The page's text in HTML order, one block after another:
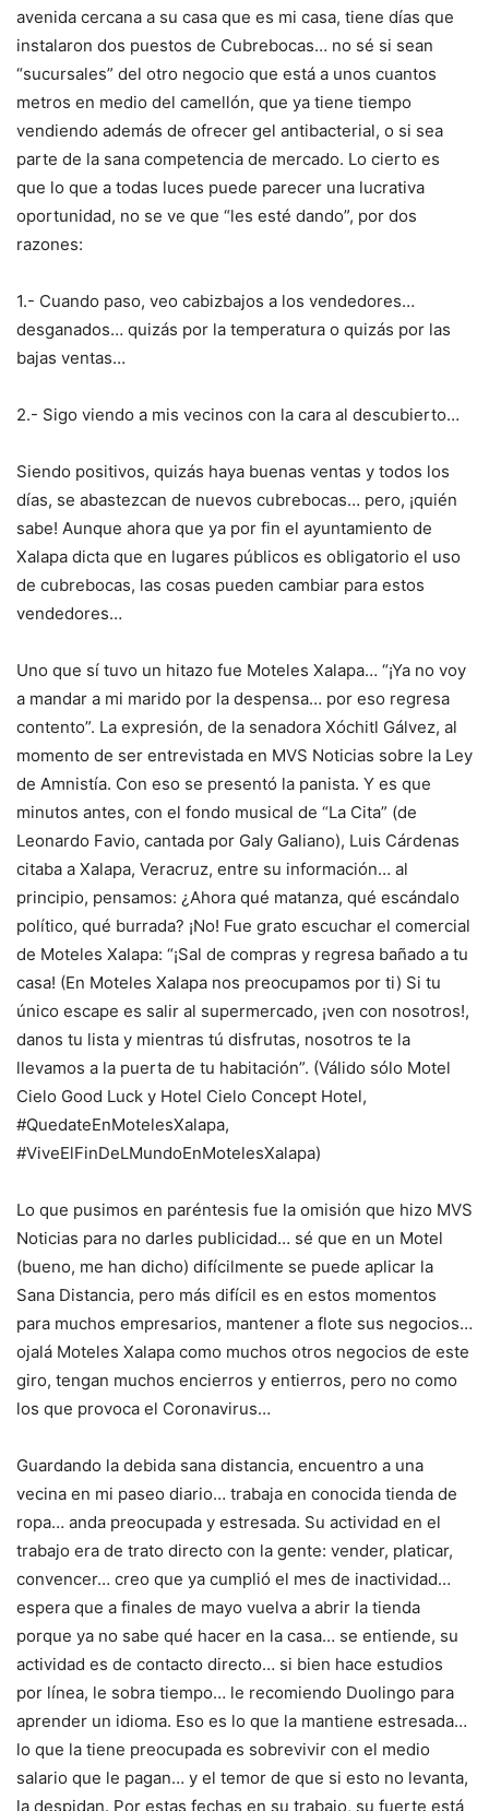
avenida cercana a su casa que es mi casa, tiene días que
instalaron dos puestos de Cubrebocas… no sé si sean
“sucursales” del otro negocio que está a unos cuantos
metros en medio del camellón, que ya tiene tiempo
vendiendo además de ofrecer gel antibacterial, o si sea
parte de la sana competencia de mercado. Lo cierto es
que lo que a todas luces puede parecer una lucrativa
oportunidad, no se ve que “les esté dando”, por dos
razones:
1.- Cuando paso, veo cabizbajos a los vendedores…
desganados… quizás por la temperatura o quizás por las
bajas ventas…
2.- Sigo viendo a mis vecinos con la cara al descubierto…
Siendo positivos, quizás haya buenas ventas y todos los
días, se abastezcan de nuevos cubrebocas… pero, ¡quién
sabe! Aunque ahora que ya por fin el ayuntamiento de
Xalapa dicta que en lugares públicos es obligatorio el uso
de cubrebocas, las cosas pueden cambiar para estos
vendedores…
Uno que sí tuvo un hitazo fue Moteles Xalapa… “¡Ya no voy
a mandar a mi marido por la despensa… por eso regresa
contento”. La expresión, de la senadora Xóchitl Gálvez, al
momento de ser entrevistada en MVS Noticias sobre la Ley
de Amnistía. Con eso se presentó la panista. Y es que
minutos antes, con el fondo musical de “La Cita” (de
Leonardo Favio, cantada por Galy Galiano), Luis Cárdenas
citaba a Xalapa, Veracruz, entre su información… al
principio, pensamos: ¿Ahora qué matanza, qué escándalo
político, qué burrada? ¡No! Fue grato escuchar el comercial
de Moteles Xalapa: “¡Sal de compras y regresa bañado a tu
casa! (En Moteles Xalapa nos preocupamos por ti) Si tu
único escape es salir al supermercado, ¡ven con nosotros!,
danos tu lista y mientras tú disfrutas, nosotros te la
llevamos a la puerta de tu habitación”. (Válido sólo Motel
Cielo Good Luck y Hotel Cielo Concept Hotel,
#QuedateEnMotelesXalapa,
#ViveElFinDeLMundoEnMotelesXalapa)
Lo que pusimos en paréntesis fue la omisión que hizo MVS
Noticias para no darles publicidad… sé que en un Motel
(bueno, me han dicho) difícilmente se puede aplicar la
Sana Distancia, pero más difícil es en estos momentos
para muchos empresarios, mantener a flote sus negocios…
ojalá Moteles Xalapa como muchos otros negocios de este
giro, tengan muchos encierros y entierros, pero no como
los que provoca el Coronavirus…
Guardando la debida sana distancia, encuentro a una
vecina en mi paseo diario… trabaja en conocida tienda de
ropa… anda preocupada y estresada. Su actividad en el
trabajo era de trato directo con la gente: vender, platicar,
convencer… creo que ya cumplió el mes de inactividad…
espera que a finales de mayo vuelva a abrir la tienda
porque ya no sabe qué hacer en la casa… se entiende, su
actividad es de contacto directo… si bien hace estudios
por línea, le sobra tiempo… le recomiendo Duolingo para
aprender un idioma. Eso es lo que la mantiene estresada…
lo que la tiene preocupada es sobrevivir con el medio
salario que le pagan… y el temor de que si esto no levanta,
la despidan. Por estas fechas en su trabajo, su fuerte está